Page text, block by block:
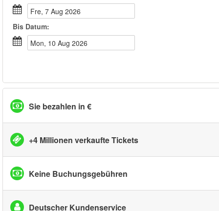
Fre, 7 Aug 2026
Bis Datum:
Mon, 10 Aug 2026
Sie bezahlen in €
+4 Millionen verkaufte Tickets
Keine Buchungsgebühren
Deutscher Kundenservice